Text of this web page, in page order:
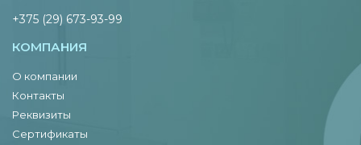
+375 (29) 673-93-99
КОМПАНИЯ
О компании
Контакты
Реквизиты
Сертификаты